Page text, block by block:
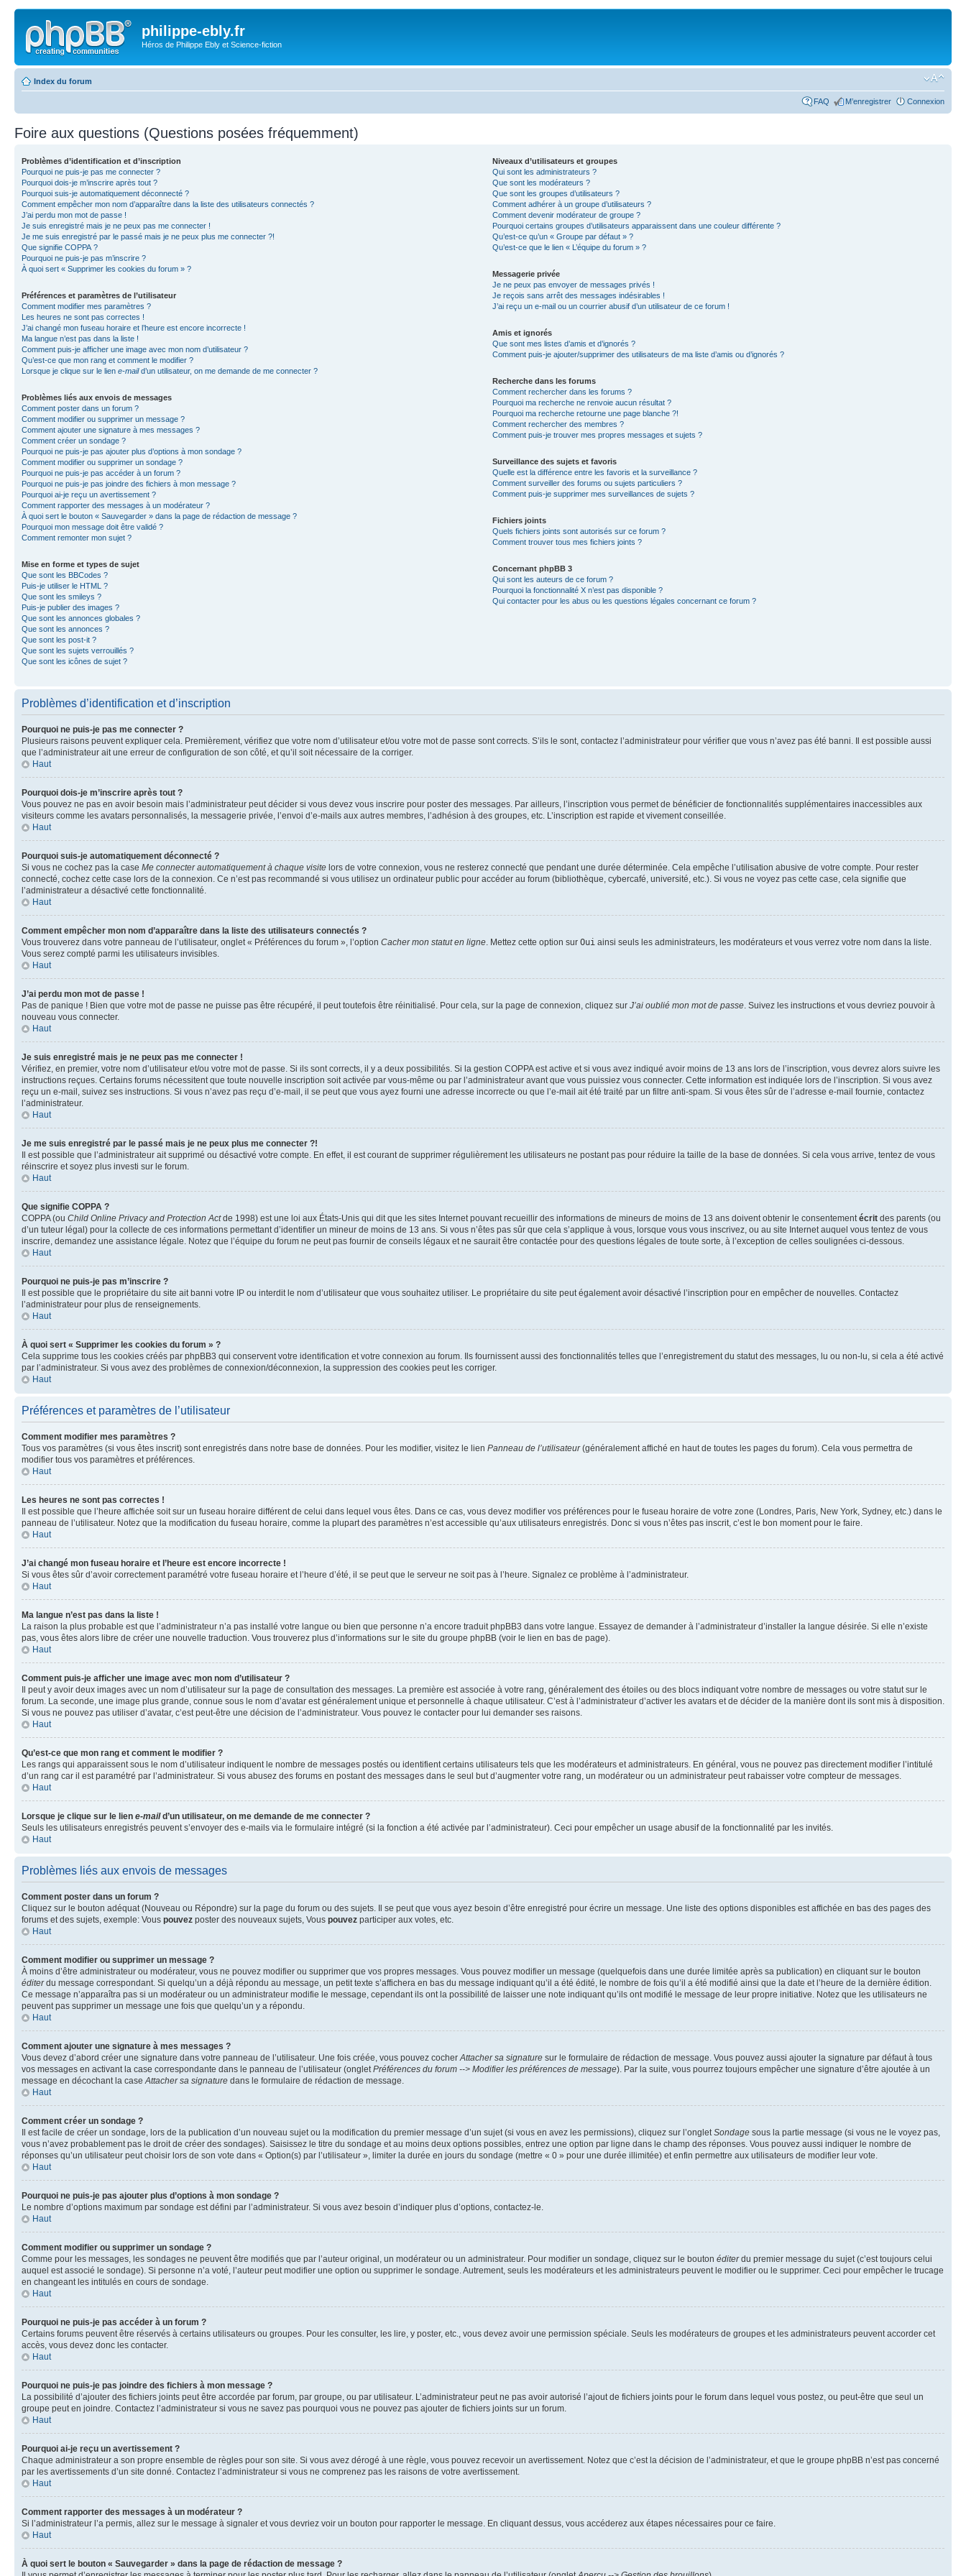
philippe-ebly.fr
Héros de Philippe Ebly et Science-fiction
Index du forum
FAQ M’enregistrer Connexion
Foire aux questions (Questions posées fréquemment)
Problèmes d’identification et d’inscription
Pourquoi ne puis-je pas me connecter ?
Pourquoi dois-je m’inscrire après tout ?
Pourquoi suis-je automatiquement déconnecté ?
Comment empêcher mon nom d’apparaître dans la liste des utilisateurs connectés ?
J’ai perdu mon mot de passe !
Je suis enregistré mais je ne peux pas me connecter !
Je me suis enregistré par le passé mais je ne peux plus me connecter ?!
Que signifie COPPA ?
Pourquoi ne puis-je pas m’inscrire ?
À quoi sert « Supprimer les cookies du forum » ?
Préférences et paramètres de l’utilisateur
Comment modifier mes paramètres ?
Les heures ne sont pas correctes !
J’ai changé mon fuseau horaire et l’heure est encore incorrecte !
Ma langue n’est pas dans la liste !
Comment puis-je afficher une image avec mon nom d’utilisateur ?
Qu’est-ce que mon rang et comment le modifier ?
Lorsque je clique sur le lien e-maild’un utilisateur, on me demande de me connecter ?
Problèmes liés aux envois de messages
Comment poster dans un forum ?
Comment modifier ou supprimer un message ?
Comment ajouter une signature à mes messages ?
Comment créer un sondage ?
Pourquoi ne puis-je pas ajouter plus d’options à mon sondage ?
Comment modifier ou supprimer un sondage ?
Pourquoi ne puis-je pas accéder à un forum ?
Pourquoi ne puis-je pas joindre des fichiers à mon message ?
Pourquoi ai-je reçu un avertissement ?
Comment rapporter des messages à un modérateur ?
À quoi sert le bouton « Sauvegarder » dans la page de rédaction de message ?
Pourquoi mon message doit être validé ?
Comment remonter mon sujet ?
Mise en forme et types de sujet
Que sont les BBCodes ?
Puis-je utiliser le HTML ?
Que sont les smileys ?
Puis-je publier des images ?
Que sont les annonces globales ?
Que sont les annonces ?
Que sont les post-it ?
Que sont les sujets verrouillés ?
Que sont les icônes de sujet ?
Niveaux d’utilisateurs et groupes
Qui sont les administrateurs ?
Que sont les modérateurs ?
Que sont les groupes d’utilisateurs ?
Comment adhérer à un groupe d’utilisateurs ?
Comment devenir modérateur de groupe ?
Pourquoi certains groupes d’utilisateurs apparaissent dans une couleur différente ?
Qu’est-ce qu’un « Groupe par défaut » ?
Qu’est-ce que le lien « L’équipe du forum » ?
Messagerie privée
Je ne peux pas envoyer de messages privés !
Je reçois sans arrêt des messages indésirables !
J’ai reçu un e-mail ou un courrier abusif d’un utilisateur de ce forum !
Amis et ignorés
Que sont mes listes d’amis et d’ignorés ?
Comment puis-je ajouter/supprimer des utilisateurs de ma liste d’amis ou d’ignorés ?
Recherche dans les forums
Comment rechercher dans les forums ?
Pourquoi ma recherche ne renvoie aucun résultat ?
Pourquoi ma recherche retourne une page blanche ?!
Comment rechercher des membres ?
Comment puis-je trouver mes propres messages et sujets ?
Surveillance des sujets et favoris
Quelle est la différence entre les favoris et la surveillance ?
Comment surveiller des forums ou sujets particuliers ?
Comment puis-je supprimer mes surveillances de sujets ?
Fichiers joints
Quels fichiers joints sont autorisés sur ce forum ?
Comment trouver tous mes fichiers joints ?
Concernant phpBB 3
Qui sont les auteurs de ce forum ?
Pourquoi la fonctionnalité X n’est pas disponible ?
Qui contacter pour les abus ou les questions légales concernant ce forum ?
Problèmes d’identification et d’inscription
Pourquoi ne puis-je pas me connecter ?
Plusieurs raisons peuvent expliquer cela. Premièrement, vérifiez que votre nom d’utilisateur et/ou votre mot de passe sont corrects. S’ils le sont, contactez l’administrateur pour vérifier que vous n’avez pas été banni. Il est possible aussi
que l’administrateur ait une erreur de configuration de son côté, et qu’il soit nécessaire de la corriger.
Haut
Pourquoi dois-je m’inscrire après tout ?
Vous pouvez ne pas en avoir besoin mais l’administrateur peut décider si vous devez vous inscrire pour poster des messages. Par ailleurs, l’inscription vous permet de bénéficier de fonctionnalités supplémentaires inaccessibles aux
visiteurs comme les avatars personnalisés, la messagerie privée, l’envoi d’e-mails aux autres membres, l’adhésion à des groupes, etc. L’inscription est rapide et vivement conseillée.
Haut
Pourquoi suis-je automatiquement déconnecté ?
Si vous ne cochez pas la case Me connecter automatiquement à chaque visite lors de votre connexion, vous ne resterez connecté que pendant une durée déterminée. Cela empêche l’utilisation abusive de votre compte. Pour rester
connecté, cochez cette case lors de la connexion. Ce n’est pas recommandé si vous utilisez un ordinateur public pour accéder au forum (bibliothèque, cybercafé, université, etc.). Si vous ne voyez pas cette case, cela signifie que
l’administrateur a désactivé cette fonctionnalité.
Haut
Comment empêcher mon nom d’apparaître dans la liste des utilisateurs connectés ?
Vous trouverez dans votre panneau de l’utilisateur, onglet « Préférences du forum », l’option Cacher mon statut en ligne . Mettez cette option sur Oui ainsi seuls les administrateurs, les modérateurs et vous verrez votre nom dans la liste.
Vous serez compté parmi les utilisateurs invisibles.
Haut
J’ai perdu mon mot de passe !
Pas de panique ! Bien que votre mot de passe ne puisse pas être récupéré, il peut toutefois être réinitialisé. Pour cela, sur la page de connexion, cliquez sur J’ai oublié mon mot de passe . Suivez les instructions et vous devriez pouvoir à
nouveau vous connecter.
Haut
Je suis enregistré mais je ne peux pas me connecter !
Vérifiez, en premier, votre nom d’utilisateur et/ou votre mot de passe. Si ils sont corrects, il y a deux possibilités. Si la gestion COPPA est active et si vous avez indiqué avoir moins de 13 ans lors de l’inscription, vous devrez alors suivre les
instructions reçues. Certains forums nécessitent que toute nouvelle inscription soit activée par vous-même ou par l’administrateur avant que vous puissiez vous connecter. Cette information est indiquée lors de l’inscription. Si vous avez
reçu un e-mail, suivez ses instructions. Si vous n’avez pas reçu d’e-mail, il se peut que vous ayez fourni une adresse incorrecte ou que l’e-mail ait été traité par un filtre anti-spam. Si vous êtes sûr de l’adresse e-mail fournie, contactez
l’administrateur.
Haut
Je me suis enregistré par le passé mais je ne peux plus me connecter ?!
Il est possible que l’administrateur ait supprimé ou désactivé votre compte. En effet, il est courant de supprimer régulièrement les utilisateurs ne postant pas pour réduire la taille de la base de données. Si cela vous arrive, tentez de vous
réinscrire et soyez plus investi sur le forum.
Haut
Que signifie COPPA ?
COPPA (ou Child Online Privacy and Protection Actde 1998) est une loi aux États-Unis qui dit que les sites Internet pouvant recueillir des informations de mineurs de moins de 13 ans doivent obtenir le consentement écrit des parents (ou
d’un tuteur légal) pour la collecte de ces informations permettant d’identifier un mineur de moins de 13 ans. Si vous n’êtes pas sûr que cela s’applique à vous, lorsque vous vous inscrivez, ou au site Internet auquel vous tentez de vous
inscrire, demandez une assistance légale. Notez que l’équipe du forum ne peut pas fournir de conseils légaux et ne saurait être contactée pour des questions légales de toute sorte, à l’exception de celles soulignées ci-dessous.
Haut
Pourquoi ne puis-je pas m’inscrire ?
Il est possible que le propriétaire du site ait banni votre IP ou interdit le nom d’utilisateur que vous souhaitez utiliser. Le propriétaire du site peut également avoir désactivé l’inscription pour en empêcher de nouvelles. Contactez
l’administrateur pour plus de renseignements.
Haut
À quoi sert « Supprimer les cookies du forum » ?
Cela supprime tous les cookies créés par phpBB3 qui conservent votre identification et votre connexion au forum. Ils fournissent aussi des fonctionnalités telles que l’enregistrement du statut des messages, lu ou non-lu, si cela a été activé
par l’administrateur. Si vous avez des problèmes de connexion/déconnexion, la suppression des cookies peut les corriger.
Haut
Préférences et paramètres de l’utilisateur
Comment modifier mes paramètres ?
Tous vos paramètres (si vous êtes inscrit) sont enregistrés dans notre base de données. Pour les modifier, visitez le lien Panneau de l’utilisateur(généralement affiché en haut de toutes les pages du forum). Cela vous permettra de
modifier tous vos paramètres et préférences.
Haut
Les heures ne sont pas correctes !
Il est possible que l’heure affichée soit sur un fuseau horaire différent de celui dans lequel vous êtes. Dans ce cas, vous devez modifier vos préférences pour le fuseau horaire de votre zone (Londres, Paris, New York, Sydney, etc.) dans le
panneau de l’utilisateur. Notez que la modification du fuseau horaire, comme la plupart des paramètres n’est accessible qu’aux utilisateurs enregistrés. Donc si vous n’êtes pas inscrit, c’est le bon moment pour le faire.
Haut
J’ai changé mon fuseau horaire et l’heure est encore incorrecte !
Si vous êtes sûr d’avoir correctement paramétré votre fuseau horaire et l’heure d’été, il se peut que le serveur ne soit pas à l’heure. Signalez ce problème à l’administrateur.
Haut
Ma langue n’est pas dans la liste !
La raison la plus probable est que l’administrateur n’a pas installé votre langue ou bien que personne n’a encore traduit phpBB3 dans votre langue. Essayez de demander à l’administrateur d’installer la langue désirée. Si elle n’existe
pas, vous êtes alors libre de créer une nouvelle traduction. Vous trouverez plus d’informations sur le site du groupe phpBB (voir le lien en bas de page).
Haut
Comment puis-je afficher une image avec mon nom d’utilisateur ?
Il peut y avoir deux images avec un nom d’utilisateur sur la page de consultation des messages. La première est associée à votre rang, généralement des étoiles ou des blocs indiquant votre nombre de messages ou votre statut sur le
forum. La seconde, une image plus grande, connue sous le nom d’avatar est généralement unique et personnelle à chaque utilisateur. C’est à l’administrateur d’activer les avatars et de décider de la manière dont ils sont mis à disposition.
Si vous ne pouvez pas utiliser d’avatar, c’est peut-être une décision de l’administrateur. Vous pouvez le contacter pour lui demander ses raisons.
Haut
Qu’est-ce que mon rang et comment le modifier ?
Les rangs qui apparaissent sous le nom d’utilisateur indiquent le nombre de messages postés ou identifient certains utilisateurs tels que les modérateurs et administrateurs. En général, vous ne pouvez pas directement modifier l’intitulé
d’un rang car il est paramétré par l’administrateur. Si vous abusez des forums en postant des messages dans le seul but d’augmenter votre rang, un modérateur ou un administrateur peut rabaisser votre compteur de messages.
Haut
Lorsque je clique sur le lien e-maild’un utilisateur, on me demande de me connecter ?
Seuls les utilisateurs enregistrés peuvent s’envoyer des e-mails via le formulaire intégré (si la fonction a été activée par l’administrateur). Ceci pour empêcher un usage abusif de la fonctionnalité par les invités.
Haut
Problèmes liés aux envois de messages
Comment poster dans un forum ?
Cliquez sur le bouton adéquat (Nouveau ou Répondre) sur la page du forum ou des sujets. Il se peut que vous ayez besoin d’être enregistré pour écrire un message. Une liste des options disponibles est affichée en bas des pages des
forums et des sujets, exemple: Vous pouvez poster des nouveaux sujets, Vous pouvez participer aux votes, etc.
Haut
Comment modifier ou supprimer un message ?
À moins d’être administrateur ou modérateur, vous ne pouvez modifier ou supprimer que vos propres messages. Vous pouvez modifier un message (quelquefois dans une durée limitée après sa publication) en cliquant sur le bouton
éditerdu message correspondant. Si quelqu’un a déjà répondu au message, un petit texte s’affichera en bas du message indiquant qu’il a été édité, le nombre de fois qu’il a été modifié ainsi que la date et l’heure de la dernière édition.
Ce message n’apparaîtra pas si un modérateur ou un administrateur modifie le message, cependant ils ont la possibilité de laisser une note indiquant qu’ils ont modifié le message de leur propre initiative. Notez que les utilisateurs ne
peuvent pas supprimer un message une fois que quelqu’un y a répondu.
Haut
Comment ajouter une signature à mes messages ?
Vous devez d’abord créer une signature dans votre panneau de l’utilisateur. Une fois créée, vous pouvez cocher Attacher sa signature sur le formulaire de rédaction de message. Vous pouvez aussi ajouter la signature par défaut à tous
vos messages en activant la case correspondante dans le panneau de l’utilisateur (onglet Préférences du forum --> Modifier les préférences de message). Par la suite, vous pourrez toujours empêcher une signature d’être ajoutée à un
message en décochant la case Attacher sa signature dans le formulaire de rédaction de message.
Haut
Comment créer un sondage ?
Il est facile de créer un sondage, lors de la publication d’un nouveau sujet ou la modification du premier message d’un sujet (si vous en avez les permissions), cliquez sur l’onglet Sondage sous la partie message (si vous ne le voyez pas,
vous n’avez probablement pas le droit de créer des sondages). Saisissez le titre du sondage et au moins deux options possibles, entrez une option par ligne dans le champ des réponses. Vous pouvez aussi indiquer le nombre de
réponses qu’un utilisateur peut choisir lors de son vote dans « Option(s) par l’utilisateur », limiter la durée en jours du sondage (mettre « 0 » pour une durée illimitée) et enfin permettre aux utilisateurs de modifier leur vote.
Haut
Pourquoi ne puis-je pas ajouter plus d’options à mon sondage ?
Le nombre d’options maximum par sondage est défini par l’administrateur. Si vous avez besoin d’indiquer plus d’options, contactez-le.
Haut
Comment modifier ou supprimer un sondage ?
Comme pour les messages, les sondages ne peuvent être modifiés que par l’auteur original, un modérateur ou un administrateur. Pour modifier un sondage, cliquez sur le bouton éditerdu premier message du sujet (c’est toujours celui
auquel est associé le sondage). Si personne n’a voté, l’auteur peut modifier une option ou supprimer le sondage. Autrement, seuls les modérateurs et les administrateurs peuvent le modifier ou le supprimer. Ceci pour empêcher le trucage
en changeant les intitulés en cours de sondage.
Haut
Pourquoi ne puis-je pas accéder à un forum ?
Certains forums peuvent être réservés à certains utilisateurs ou groupes. Pour les consulter, les lire, y poster, etc., vous devez avoir une permission spéciale. Seuls les modérateurs de groupes et les administrateurs peuvent accorder cet
accès, vous devez donc les contacter.
Haut
Pourquoi ne puis-je pas joindre des fichiers à mon message ?
La possibilité d’ajouter des fichiers joints peut être accordée par forum, par groupe, ou par utilisateur. L’administrateur peut ne pas avoir autorisé l’ajout de fichiers joints pour le forum dans lequel vous postez, ou peut-être que seul un
groupe peut en joindre. Contactez l’administrateur si vous ne savez pas pourquoi vous ne pouvez pas ajouter de fichiers joints sur un forum.
Haut
Pourquoi ai-je reçu un avertissement ?
Chaque administrateur a son propre ensemble de règles pour son site. Si vous avez dérogé à une règle, vous pouvez recevoir un avertissement. Notez que c’est la décision de l’administrateur, et que le groupe phpBB n’est pas concerné
par les avertissements d’un site donné. Contactez l’administrateur si vous ne comprenez pas les raisons de votre avertissement.
Haut
Comment rapporter des messages à un modérateur ?
Si l’administrateur l’a permis, allez sur le message à signaler et vous devriez voir un bouton pour rapporter le message. En cliquant dessus, vous accéderez aux étapes nécessaires pour ce faire.
Haut
À quoi sert le bouton « Sauvegarder » dans la page de rédaction de message ?